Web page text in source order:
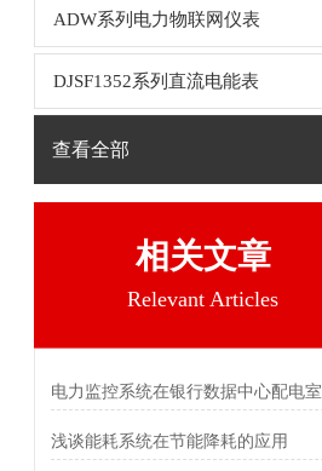
ADW系列电力物联网仪表
DJSF1352系列直流电能表
查看全部
相关文章
Relevant Articles
浅谈能耗系统在节能降耗的应用